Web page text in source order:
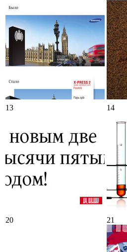
13 14
20 21